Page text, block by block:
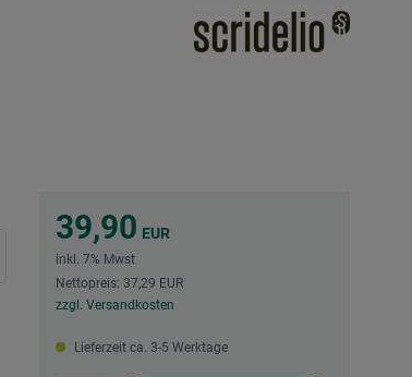
39,90 EUR
inkl. 7% Mwst
Nettopreis: 37,29 EUR
zzgl. Versandkosten
Lieferzeit ca. 3-5 Werktage